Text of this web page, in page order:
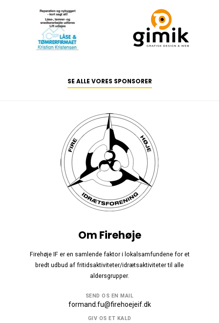
SE ALLE VORES SPONSORER
Om Firehøje
Firehøje IF er en samlende faktor i lokalsamfundene for et
bredt udbud af fritidsaktiviteter/idrætsaktiviteter til alle
aldersgrupper.
SEND OS EN MAIL
formand.fu@firehoejeif.dk
GIV OS ET KALD